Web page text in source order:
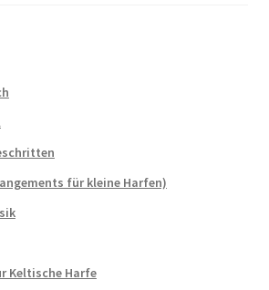
für kleine Harfen)
Keltische Harfe